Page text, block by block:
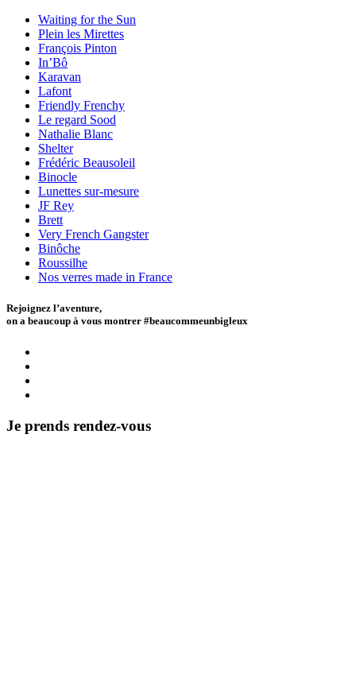
Waiting for the Sun
Plein les Mirettes
François Pinton
In’Bô
Karavan
Lafont
Friendly Frenchy
Le regard Sood
Nathalie Blanc
Shelter
Frédéric Beausoleil
Binocle
Lunettes sur-mesure
JF Rey
Brett
Very French Gangster
Binôche
Roussilhe
Nos verres made in France
Rejoignez l’aventure,
on a beaucoup à vous montrer #beaucommeunbigleux
Je prends rendez-vous